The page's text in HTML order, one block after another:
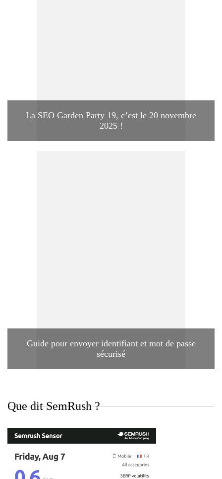
La SEO Garden Party 19, c’est le 20 novembre
2025 !
Guide pour envoyer identifiant et mot de passe
sécurisé
Que dit SemRush ?